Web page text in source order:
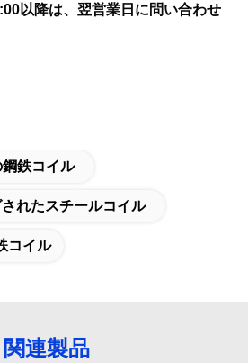
以降は、翌営業日に問い合わせ
鋼鉄コイル
れたスチールコイル
コイル
関連製品